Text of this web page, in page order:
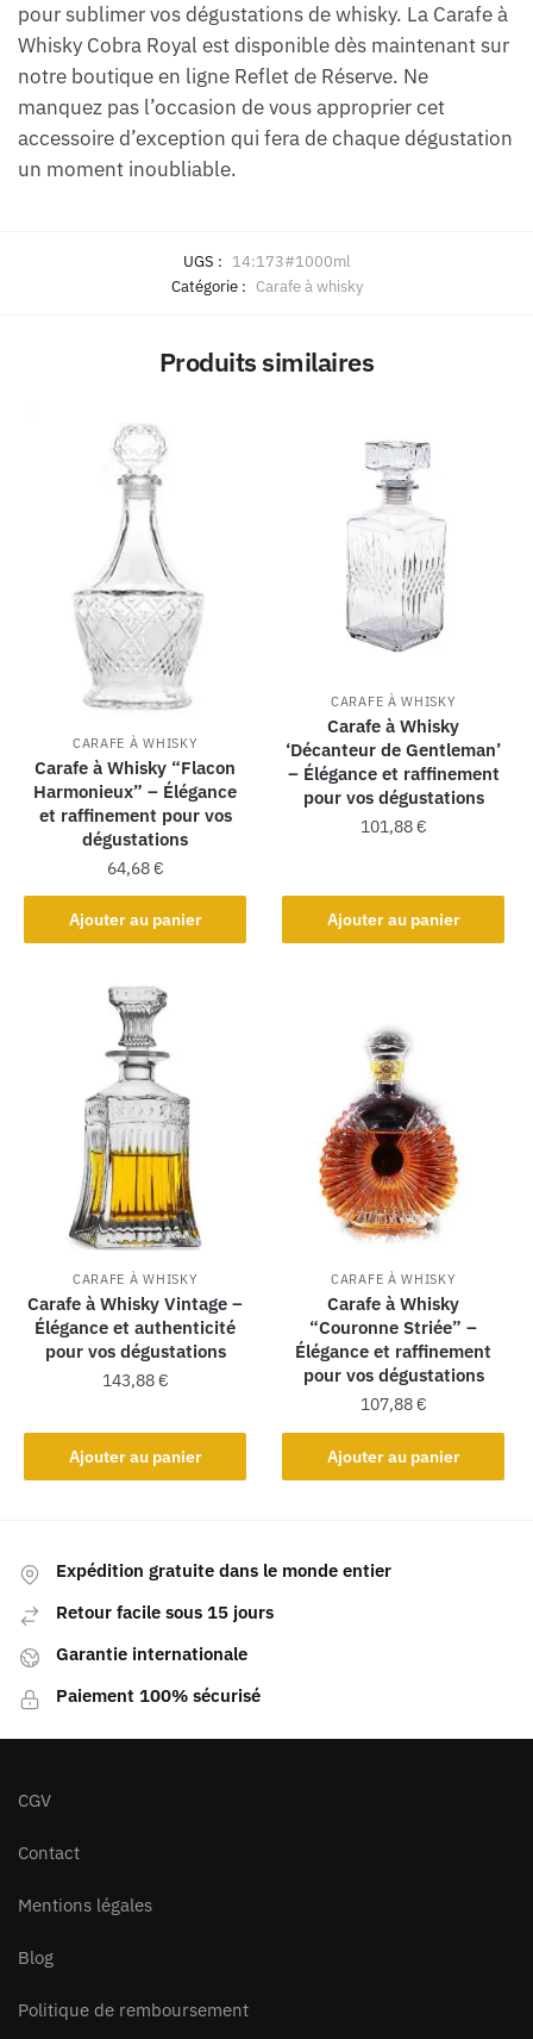
pour sublimer vos dégustations de whisky. La Carafe à
Whisky Cobra Royal est disponible dès maintenant sur
notre boutique en ligne Reflet de Réserve. Ne
manquez pas l’occasion de vous approprier cet
accessoire d’exception qui fera de chaque dégustation
un moment inoubliable.
UGS : 14:173#1000ml
Catégorie : Carafe à whisky
Produits similaires
CARAFE À WHISKY
Carafe à Whisky “Flacon
Harmonieux” – Élégance
et raffinement pour vos
dégustations
64,68€
Ajouter au panier
CARAFE À WHISKY
Carafe à Whisky
‘Décanteur de Gentleman’
– Élégance et raffinement
pour vos dégustations
101,88€
Ajouter au panier
CARAFE À WHISKY
Carafe à Whisky Vintage –
Élégance et authenticité
pour vos dégustations
143,88€
Ajouter au panier
CARAFE À WHISKY
Carafe à Whisky
“Couronne Striée” –
Élégance et raffinement
pour vos dégustations
107,88€
Ajouter au panier
Expédition gratuite dans le monde entier
Retour facile sous 15 jours
Garantie internationale
Paiement 100% sécurisé
CGV
Contact
Mentions légales
Blog
Politique de remboursement